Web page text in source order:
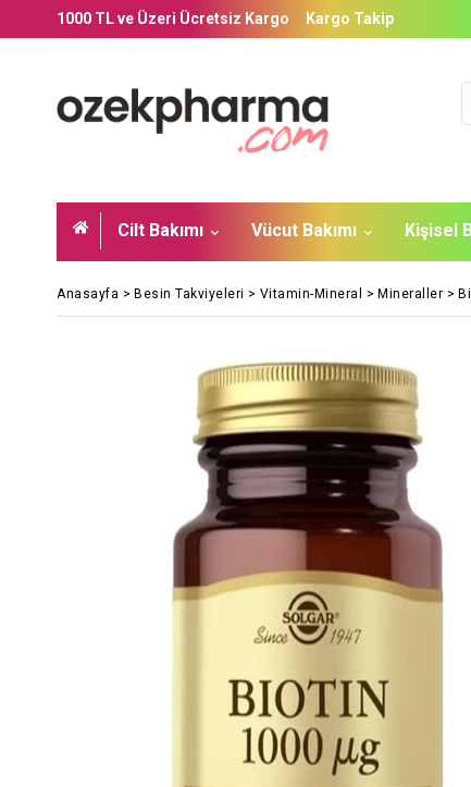
1000 TL ve Üzeri Ücretsiz Kargo Kargo Takip
Cilt Bakımı Vücut Bakımı Kişisel
Anasayfa > Besin Takviyeleri > Vitamin-Mineral > Mineraller >